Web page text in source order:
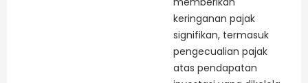
keringanan pajak
signifikan, termasuk
pengecualian pajak
atas pendapatan